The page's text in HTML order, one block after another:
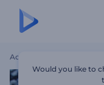
Accueil
Would you like to